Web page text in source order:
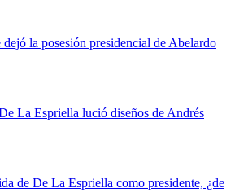
dejó la posesión presidencial de Abelardo
La Espriella lució diseños de Andrés
de De La Espriella como presidente, ¿de